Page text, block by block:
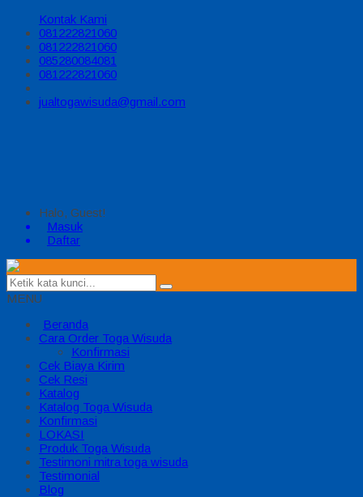
Kontak Kami
081222821060
081222821060
085280084081
081222821060
jualtogawisuda@gmail.com
Halo, Guest!
Masuk
Daftar
MENU
Beranda
Cara Order Toga Wisuda
Konfirmasi
Cek Biaya Kirim
Cek Resi
Katalog
Katalog Toga Wisuda
Konfirmasi
LOKASI
Produk Toga Wisuda
Testimoni mitra toga wisuda
Testimonial
Blog